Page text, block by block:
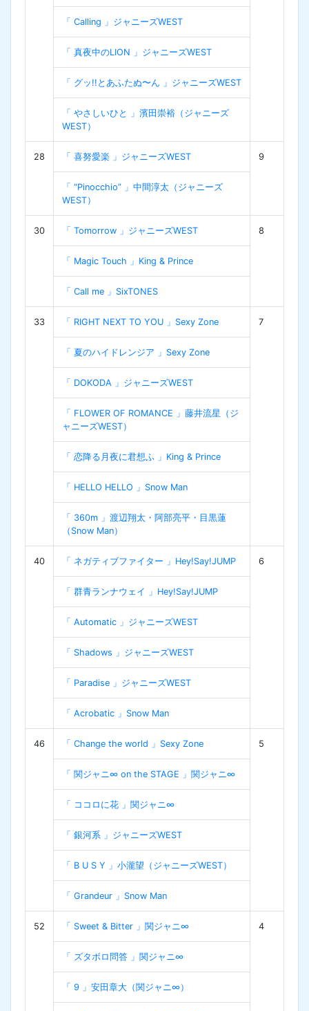
「 Calling 」ジャニーズWEST
「 真夜中のLION 」ジャニーズWEST
「 グッ!!とあふたぬ〜ん 」ジャニーズWEST
「 やさしいひと 」濱田崇裕（ジャニーズ
WEST）
28 「 喜努愛楽 」ジャニーズWEST 9
「 “Pinocchio” 」中間淳太（ジャニーズ
WEST）
30 「 Tomorrow 」ジャニーズWEST 8
「 Magic Touch 」King & Prince
「 Call me 」SixTONES
33 「 RIGHT NEXT TO YOU 」Sexy Zone 7
「 夏のハイドレンジア 」Sexy Zone
「 DOKODA 」ジャニーズWEST
「 FLOWER OF ROMANCE 」藤井流星（ジ
ャニーズWEST）
「 恋降る月夜に君想ふ 」King & Prince
「 HELLO HELLO 」Snow Man
「 360m 」渡辺翔太・阿部亮平・目黒蓮
（Snow Man）
40 「 ネガティブファイター 」Hey!Say!JUMP 6
「 群青ランナウェイ 」Hey!Say!JUMP
「 Automatic 」ジャニーズWEST
「 Shadows 」ジャニーズWEST
「 Paradise 」ジャニーズWEST
「 Acrobatic 」Snow Man
46 「 Change the world 」Sexy Zone 5
「 関ジャニ∞ on the STAGE 」関ジャニ∞
「 ココロに花 」関ジャニ∞
「 銀河系 」ジャニーズWEST
「 B U S Y 」小瀧望（ジャニーズWEST）
「 Grandeur 」Snow Man
52 「 Sweet & Bitter 」関ジャニ∞ 4
「 ズタボロ問答 」関ジャニ∞
「 9 」安田章大（関ジャニ∞）